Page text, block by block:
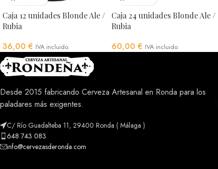
Caja 12 unidades Blonde Ale /
Rubia
36,00 € IVA incluido.
Caja 24 unidades Blonde Ale /
Rubia
60,00 € IVA incluido.
Desde 2015 fabricando Cerveza Artesanal en Ronda para los
paladares más exigentes.
C/ Río Guadalteba 11, 29400 Ronda ( Málaga )
648 743 083
info@cervezasderonda.com